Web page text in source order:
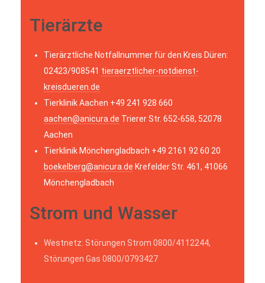
Tierärzte
Tierärztliche Notfallnummer für den Kreis Düren:
02423/908541 tieraerztlicher-notdienst-
kreisdueren.de
Tierklinik Aachen +49 241 928 660
aachen@anicura.de Trierer Str. 652-658, 52078
Aachen
Tierklinik Mönchengladbach +49 2161 92 60 20
boekelberg@anicura.de Krefelder Str. 461, 41066
Mönchengladbach
Strom und Wasser
Westnetz: Störungen Strom 0800/4112244,
Störungen Gas 0800/0793427